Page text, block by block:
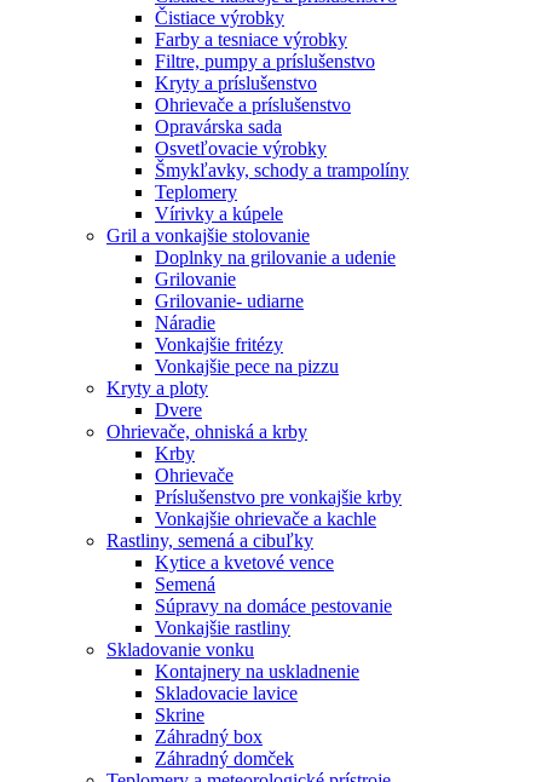
Čistiace výrobky
Farby a tesniace výrobky
Filtre, pumpy a príslušenstvo
Kryty a príslušenstvo
Ohrievače a príslušenstvo
Opravárska sada
Osvetľovacie výrobky
Šmykľavky, schody a trampolíny
Teplomery
Vírivky a kúpele
Gril a vonkajšie stolovanie
Doplnky na grilovanie a udenie
Grilovanie
Grilovanie- udiarne
Náradie
Vonkajšie fritézy
Vonkajšie pece na pizzu
Kryty a ploty
Dvere
Ohrievače, ohniská a krby
Krby
Ohrievače
Príslušenstvo pre vonkajšie krby
Vonkajšie ohrievače a kachle
Rastliny, semená a cibuľky
Kytice a kvetové vence
Semená
Súpravy na domáce pestovanie
Vonkajšie rastliny
Skladovanie vonku
Kontajnery na uskladnenie
Skladovacie lavice
Skrine
Záhradný box
Záhradný domček